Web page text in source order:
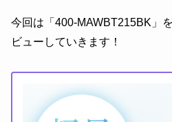
今回は「400-MAWBT215BK」
ビューしていきます！